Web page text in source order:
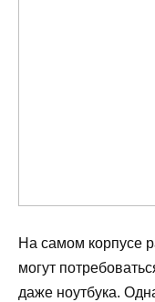
На самом корпусе
могут
даже ноутбука.